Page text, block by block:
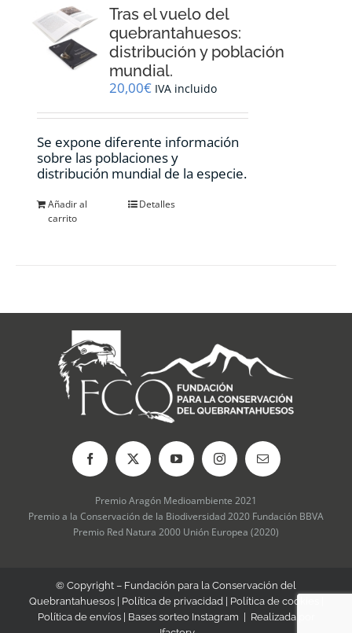
Tras el vuelo del
quebrantahuesos:
distribución y población
mundial.
20,00€ IVA incluido
Se expone diferente información
sobre las poblaciones y
distribución mundial de la especie.
Añadir al
carrito
Detalles
Premio Aragón Medioambiente 2021
Premio a la Conservación de la Biodiversidad 2020 Fundación BBVA
Premio Red Natura 2000 Unión Europea (2020)
© Copyright – Fundación para la Conservación del
Quebrantahuesos | Política de privacidad | Política de cookies
Política de envíos| Bases sorteo Instagram | Realizada por